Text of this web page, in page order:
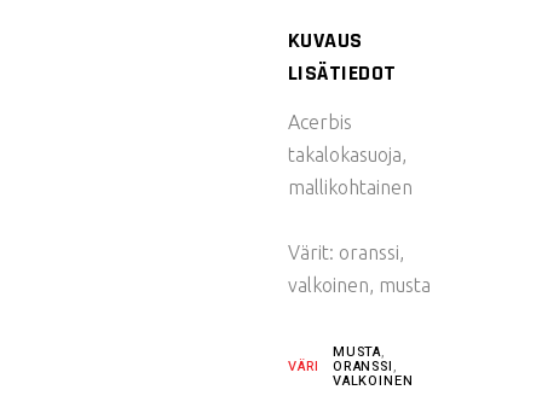
KUVAUS
LISÄTIEDOT
Acerbis
takalokasuoja,
mallikohtainen
Värit: oranssi,
valkoinen, musta
VÄRI
MUSTA,
ORANSSI,
VALKOINEN